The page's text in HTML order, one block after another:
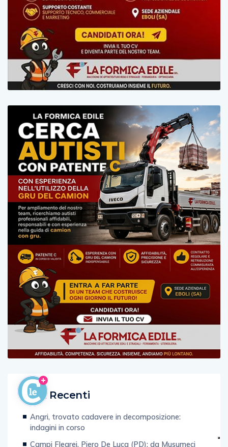
Post Recenti
Angri, trovato cadavere in decomposizione:
indagini in corso
Campi Flegrei, Piero De Luca (PD): da Musumeci